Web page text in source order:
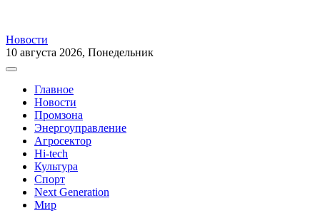
Новости
10 августа 2026, Понедельник
Главное
Новости
Промзона
Энергоуправление
Агросектор
Hi-tech
Культура
Спорт
Next Generation
Мир